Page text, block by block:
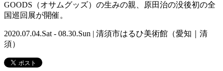
GOODS（オサムグッズ）の生みの親、原田治の没後初の全
国巡回展が開催。
2020.07.04.Sat - 08.30.Sun | 清須市はるひ美術館（愛知｜清
須）